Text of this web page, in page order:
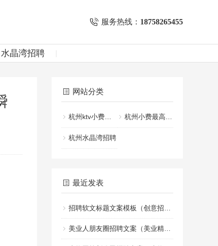
服务热线： 18758265455
晶湾招聘
网站分类
杭州ktv小费一般给多少 杭州小费最高的KTV招聘
杭州水晶湾招聘
最近发表
招聘软文标题文案模板（创意招聘文案标题设计指南）
美业人朋友圈招聘文案（美业精英招募令：共创美丽事业的朋友圈）